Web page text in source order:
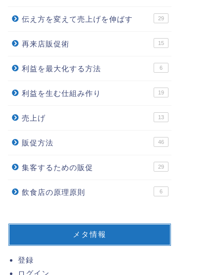
伝え方を変えて売上げを伸ばす 29
再来店販促術 15
利益を最大化する方法 6
利益を生む仕組み作り 19
売上げ 13
販促方法 46
集客するための販促 29
飲食店の原理原則 6
メタ情報
登録
ログイン